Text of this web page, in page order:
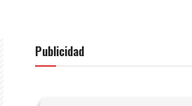
Publicidad